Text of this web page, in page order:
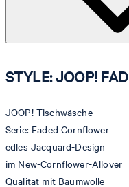
STYLE: JOOP!
JOOP! Tischwäsche
Serie: Faded Cornflower
edles Jacquard-Design
im New-Cornflower-Allover
Qualität mit Baumwolle